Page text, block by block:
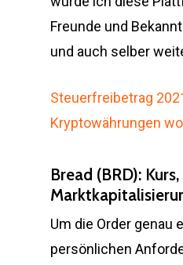
Freunde und
und auch selber
Steuerfreibetrag
Kryptowährungen
Bread (BRD):
Um die Order genau
persönlichen